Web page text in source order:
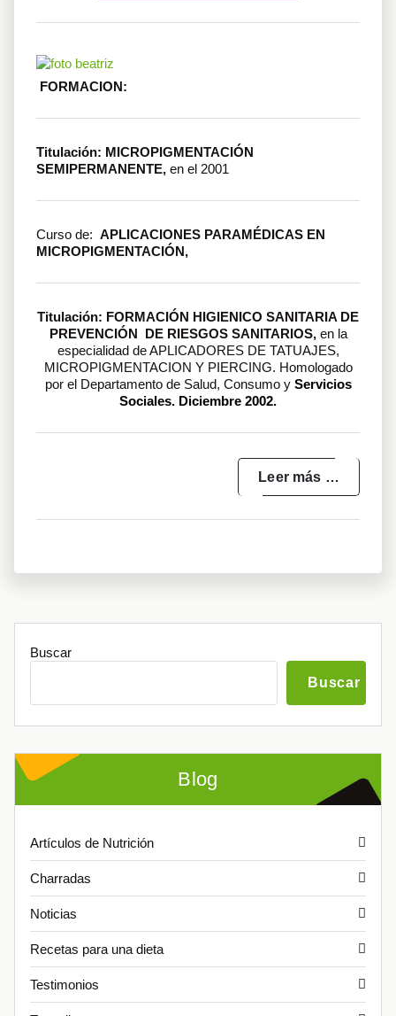
FORMACION:
Titulación: MICROPIGMENTACIÓN
SEMIPERMANENTE, en el 2001
Curso de: APLICACIONES PARAMÉDICAS EN
MICROPIGMENTACIÓN,
Titulación: FORMACIÓN HIGIENICO SANITARIA DE
PREVENCIÓN DE RIESGOS SANITARIOS, en la
especialidad de APLICADORES DE TATUAJES,
MICROPIGMENTACION Y PIERCING. Homologado
por el Departamento de Salud, Consumo y Servicios
Sociales. Diciembre 2002.
Leer más …
Buscar
Buscar
Blog
Artículos de Nutrición
Charradas
Noticias
Recetas para una dieta
Testimonios